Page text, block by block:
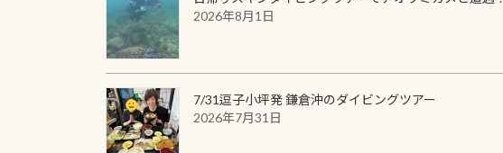
2026年8月1日
7/31逗子小坪発 鎌倉沖のダイビングツアー
2026年7月31日